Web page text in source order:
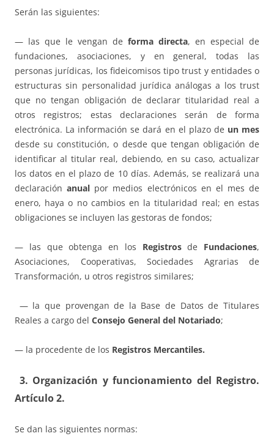
Serán las siguientes:
— las que le vengan de forma directa, en especial de
fundaciones, asociaciones, y en general, todas las
personas jurídicas, los fideicomisos tipo trust y entidades o
estructuras sin personalidad jurídica análogas a los trust
que no tengan obligación de declarar titularidad real a
otros registros; estas declaraciones serán de forma
electrónica. La información se dará en el plazo de un mes
desde su constitución, o desde que tengan obligación de
identificar al titular real, debiendo, en su caso, actualizar
los datos en el plazo de 10 días. Además, se realizará una
declaraciónanual por medios electrónicos en el mes de
enero, haya o no cambios en la titularidad real; en estas
obligaciones se incluyen las gestoras de fondos;
— las que obtenga en los Registrosde Fundaciones,
Asociaciones, Cooperativas, Sociedades Agrarias de
Transformación, u otros registros similares;
— la que provengan de la Base de Datos de Titulares
Reales a cargo del Consejo General del Notariado;
— la procedente de los Registros Mercantiles.
3. Organización y funcionamiento del Registro.
Artículo 2.
Se dan las siguientes normas: